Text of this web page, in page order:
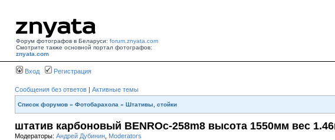
Форум фотографов в Беларуси: forum.znyata.com
Смотрите также основной портал фотографов:
znyata.com
Вход Регистрация
Сообщения без ответов | Активные темы
Список форумов » Фотобарахола » Штативы, стойки
штатив карбоновый BENROc-258m8 высота 1550мм вес
Модераторы: Андрей Дубинин Moderators